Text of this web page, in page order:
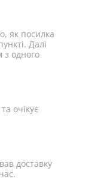
як посилка
Далі
з одного
очікує
доставку